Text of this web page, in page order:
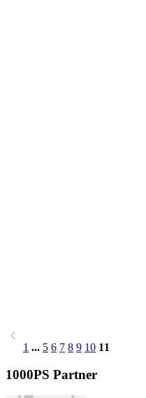
1 ... 5 6 7 8 9 10 11
1000PS Partner